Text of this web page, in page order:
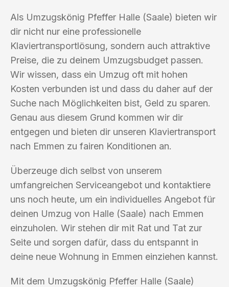
Als Umzugskönig Pfeffer Halle (Saale) bieten wir
dir nicht nur eine professionelle
Klaviertransportlösung, sondern auch attraktive
Preise, die zu deinem Umzugsbudget passen.
Wir wissen, dass ein Umzug oft mit hohen
Kosten verbunden ist und dass du daher auf der
Suche nach Möglichkeiten bist, Geld zu sparen.
Genau aus diesem Grund kommen wir dir
entgegen und bieten dir unseren Klaviertransport
nach Emmen zu fairen Konditionen an.
Überzeuge dich selbst von unserem
umfangreichen Serviceangebot und kontaktiere
uns noch heute, um ein individuelles Angebot für
deinen Umzug von Halle (Saale) nach Emmen
einzuholen. Wir stehen dir mit Rat und Tat zur
Seite und sorgen dafür, dass du entspannt in
deine neue Wohnung in Emmen einziehen kannst.
Mit dem Umzugskönig Pfeffer Halle (Saale)